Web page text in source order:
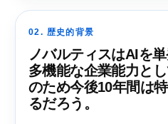
02. 歴史的背景
ノバルティスはAIを
多機能な企業能力と
のため今後10年間は​​
るだろう。